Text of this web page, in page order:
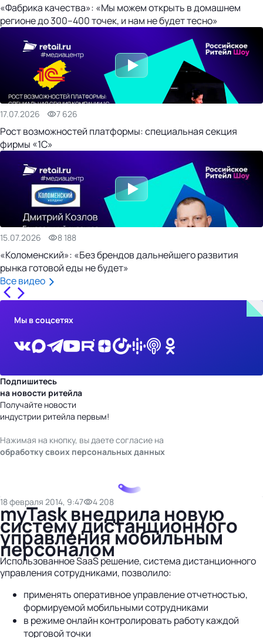
«Фабрика качества»: «Мы можем открыть в домашнем
регионе до 300–400 точек, и нам не будет тесно»
17.07.2026 7 626
Рост возможностей платформы: специальная секция
фирмы «1С»
15.07.2026 8 188
«Коломенский»: «Без брендов дальнейшего развития
рынка готовой еды не будет»
Все видео
Мы в соцсетях
Подпишитесь
на новости ритейла
Получайте новости
индустрии ритейла первым!
Нажимая на кнопку, вы даете согласие на
обработку своих персональных данных
18 февраля 2014, 9:47 4 208
myTask внедрила новую
систему дистанционного
управления мобильным
персоналом
Использованное SaaS решение, система дистанционного
управления сотрудниками, позволило:
применять оперативное управление отчетностью,
формируемой мобильными сотрудниками
в режиме онлайн контролировать работу каждой
торговой точки